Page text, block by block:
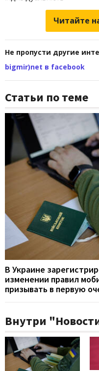
Читайте
Не пропусти другие
bigmir)net в facebook
Статьи по теме
В Украине
изменении правил
призывать в первую
Внутри